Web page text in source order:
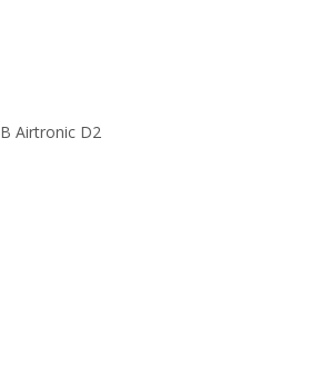
Airtronic D2